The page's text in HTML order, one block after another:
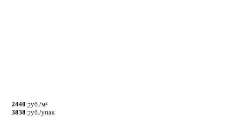
2440 руб./м²
3838 руб./упак